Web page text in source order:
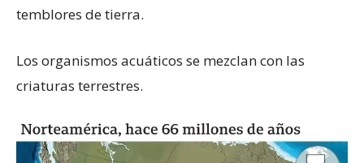
temblores de tierra.
Los organismos acuáticos se mezclan con las
criaturas terrestres.